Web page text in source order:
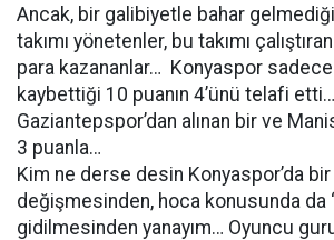
Ancak, bir galibiyetle bahar
takımı yönetenler, bu takımı
para kazananlar… Konyaspor
kaybettiği 10 puanın 4’ünü telafi
Gaziantepspor’dan alınan bir ve
3 puanla…
Kim ne derse desin Konyaspor’da
değişmesinden, hoca konusunda da
gidilmesinden yanayım… Oyuncu